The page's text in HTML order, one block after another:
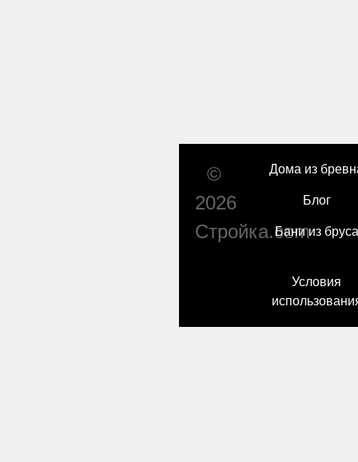
©
2026
Стройка.com
Дома из
Блог
Бани из бруса
Условия